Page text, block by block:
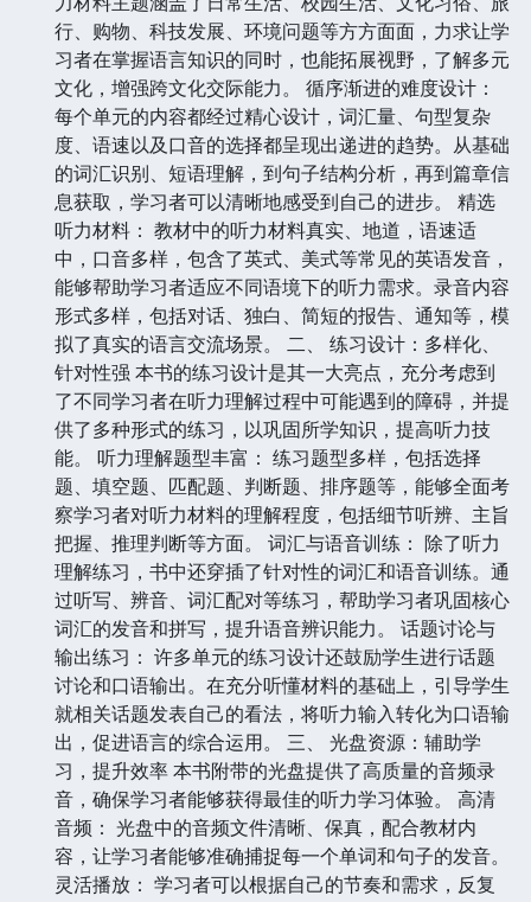
行、购物、科技发展、环境问题等方方面面，力求让学
习者在掌握语言知识的同时，也能拓展视野，了解多元
文化，增强跨文化交际能力。 循序渐进的难度设计：
每个单元的内容都经过精心设计，词汇量、句型复杂
度、语速以及口音的选择都呈现出递进的趋势。从基础
的词汇识别、短语理解，到句子结构分析，再到篇章信
息获取，学习者可以清晰地感受到自己的进步。 精选
听力材料： 教材中的听力材料真实、地道，语速适
中，口音多样，包含了英式、美式等常见的英语发音，
能够帮助学习者适应不同语境下的听力需求。录音内容
形式多样，包括对话、独白、简短的报告、通知等，模
拟了真实的语言交流场景。 二、 练习设计：多样化、
针对性强 本书的练习设计是其一大亮点，充分考虑到
了不同学习者在听力理解过程中可能遇到的障碍，并提
供了多种形式的练习，以巩固所学知识，提高听力技
能。 听力理解题型丰富： 练习题型多样，包括选择
题、填空题、匹配题、判断题、排序题等，能够全面考
察学习者对听力材料的理解程度，包括细节听辨、主旨
把握、推理判断等方面。 词汇与语音训练： 除了听力
理解练习，书中还穿插了针对性的词汇和语音训练。通
过听写、辨音、词汇配对等练习，帮助学习者巩固核心
词汇的发音和拼写，提升语音辨识能力。 话题讨论与
输出练习： 许多单元的练习设计还鼓励学生进行话题
讨论和口语输出。在充分听懂材料的基础上，引导学生
就相关话题发表自己的看法，将听力输入转化为口语输
出，促进语言的综合运用。 三、 光盘资源：辅助学
习，提升效率 本书附带的光盘提供了高质量的音频录
音，确保学习者能够获得最佳的听力学习体验。 高清
音频： 光盘中的音频文件清晰、保真，配合教材内
容，让学习者能够准确捕捉每一个单词和句子的发音。
灵活播放： 学习者可以根据自己的节奏和需求，反复